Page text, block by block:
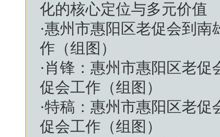
化的核心定位与多元价值
·惠州市惠阳区老促会到南
作（组图）
·肖锋：惠州市惠阳区老
促会工作（组图）
·特稿：惠州市惠阳区老促
促会工作（组图）